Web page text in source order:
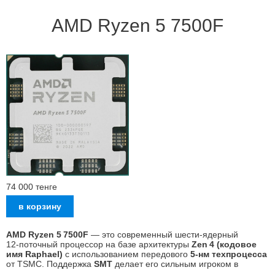
AMD Ryzen 5 7500F
74 000 тенге
AMD Ryzen 5 7500F — это современный шести‑ядерный
12‑поточный процессор на базе архитектуры Zen 4 (кодовое
имя Raphael) с использованием передового 5‑нм техпроцесса
от TSMC. Поддержка SMT делает его сильным игроком в